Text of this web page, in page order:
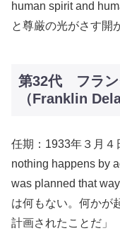
human spirit and
と尊厳の光がさす開
第32代 フラン
（Franklin
任期：1933年３月４
nothing happens by
was planned that
は何もない。何かが
計画されたことだ」